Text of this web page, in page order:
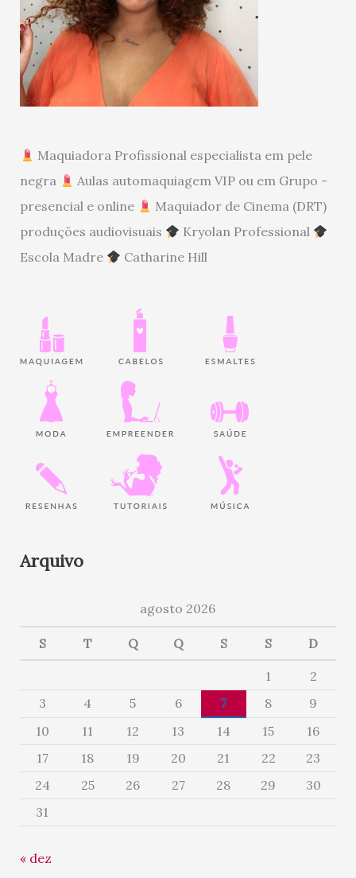
Maquiadora Profissional especialista em pele
negra
Aulas automaquiagem VIP ou em Grupo -
presencial e online
Maquiador de Cinema (DRT)
produções audiovisuais
Kryolan Professional
Escola Madre
Catharine Hill
Arquivo
agosto 2026
S T Q Q S S D
1
2
3
4 5 6 7 8
9
10
11 12 13 14 15
16
17
18 19 20 21 22
23
24
25 26 27 28 29
30
31
« dez